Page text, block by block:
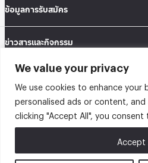
We value your privacy
We use cookies to enhance your
personalised ads or content, and
clicking "Accept All", you consent
Accept
ข้อมูลการรับสมัคร
ข่าวสารและกิจกรรม
คณะสถิติประยุกต์ อาคารนวมินทราธิราช ชั้น 12
เขตบางกะปิ กรุงเทพมหานคร 10240
Fax: 02-374-4061
Sitemap
@2026 คณะสถิติประยุกต์ สถาบันบัณฑิตพัฒนบ